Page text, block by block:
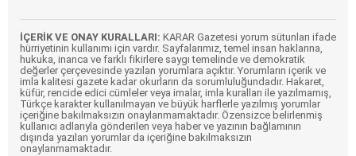
İÇERİK VE ONAY KURALLARI: KARAR Gazetesi yorum sütunları ifade
hürriyetinin kullanımı için vardır. Sayfalarımız, temel insan haklarına,
hukuka, inanca ve farklı fikirlere saygı temelinde ve demokratik
değerler çerçevesinde yazılan yorumlara açıktır. Yorumların içerik ve
imla kalitesi gazete kadar okurların da sorumluluğundadır. Hakaret,
küfür, rencide edici cümleler veya imalar, imla kuralları ile yazılmamış,
Türkçe karakter kullanılmayan ve büyük harflerle yazılmış yorumlar
içeriğine bakılmaksızın onaylanmamaktadır. Özensizce belirlenmiş
kullanıcı adlarıyla gönderilen veya haber ve yazının bağlamının
dışında yazılan yorumlar da içeriğine bakılmaksızın
onaylanmamaktadır.